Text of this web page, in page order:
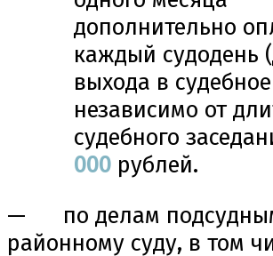
дополнительно
каждый судодень
выхода в
независимо от
судебного
000 рублей.
— по делам
районному суду, в том